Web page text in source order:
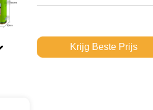
Krijg Beste Prijs